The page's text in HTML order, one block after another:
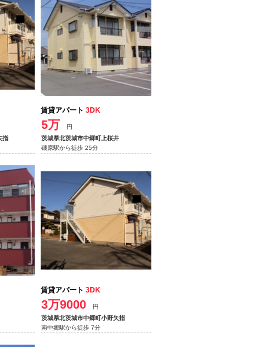
指
賃貸アパート3DK
5万
円
茨城県北茨城市中郷町上桜井
磯原駅から徒歩 25分
賃貸アパート3DK
3万9000
円
茨城県北茨城市中郷町小野矢指
南中郷駅から徒歩 7分